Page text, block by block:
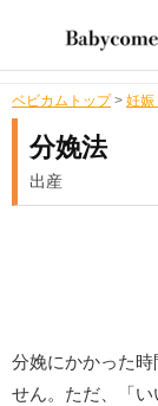
ベビカムトップ> 妊娠
分娩法
出産
分娩にかかった
せん。ただ、「